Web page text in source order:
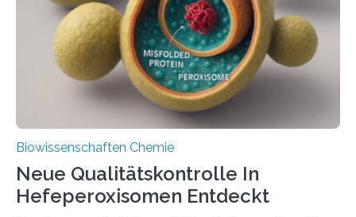
Biowissenschaften Chemie
Neue Qualitätskontrolle In
Hefeperoxisomen Entdeckt